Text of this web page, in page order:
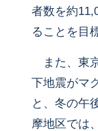
者数を約
ることを目
また、東
下地震がマ
と、冬の午
摩地区では